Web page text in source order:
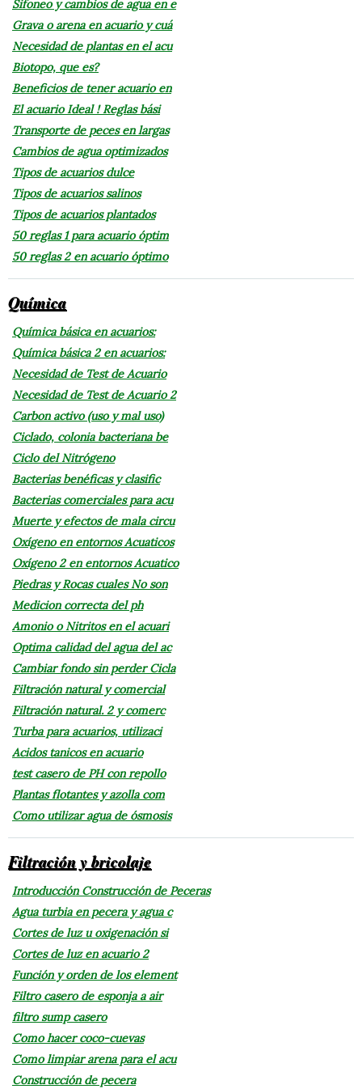
Sifoneo y cambios de agua en e
Grava o arena en acuario y cuá
Necesidad de plantas en el acu
Biotopo, que es?
Beneficios de tener acuario en
El acuario Ideal ! Reglas bási
Transporte de peces en largas
Cambios de agua optimizados
Tipos de acuarios dulce
Tipos de acuarios salinos
Tipos de acuarios plantados
50 reglas 1 para acuario óptim
50 reglas 2 en acuario óptimo
Química
Química básica en acuarios:
Química básica 2 en acuarios:
Necesidad de Test de Acuario
Necesidad de Test de Acuario 2
Carbon activo (uso y mal uso)
Ciclado, colonia bacteriana be
Ciclo del Nitrógeno
Bacterias benéficas y clasific
Bacterias comerciales para acu
Muerte y efectos de mala circu
Oxígeno en entornos Acuaticos
Oxígeno 2 en entornos Acuatico
Piedras y Rocas cuales No son
Medicion correcta del ph
Amonio o Nitritos en el acuari
Optima calidad del agua del ac
Cambiar fondo sin perder Cicla
Filtración natural y comercial
Filtración natural. 2 y comerc
Turba para acuarios, utilizaci
Acidos tanicos en acuario
test casero de PH con repollo
Plantas flotantes y azolla com
Como utilizar agua de ósmosis
Filtración y bricolaje
Introducción Construcción de Peceras
Agua turbia en pecera y agua c
Cortes de luz u oxigenación si
Cortes de luz en acuario 2
Función y orden de los element
Filtro casero de esponja a air
filtro sump casero
Como hacer coco-cuevas
Como limpiar arena para el acu
Construcción de pecera